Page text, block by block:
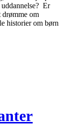
Er
om
historier om børn